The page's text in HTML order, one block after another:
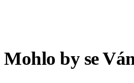
Mohlo by se